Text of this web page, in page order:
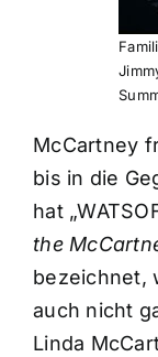
McCartney
bis in die
hat
the
bezeichnet,
auch nicht
Linda